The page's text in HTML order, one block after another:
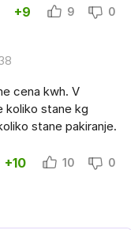
+9 9 0
cena kwh. V
koliko stane kg
stane pakiranje.
+10 10 0